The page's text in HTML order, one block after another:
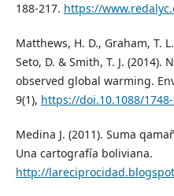
188-217. https://
Matthews, H. D., Graham, T.
Seto, D. & Smith, T. J.
observed global warming.
9(1), https://doi.10.1088/
Medina J. (2011). Suma
Una cartografía boliviana.
http://